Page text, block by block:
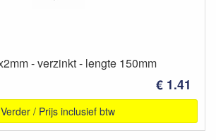
- verzinkt - lengte 150mm
€ 1.41
Verder / Prijs inclusief btw